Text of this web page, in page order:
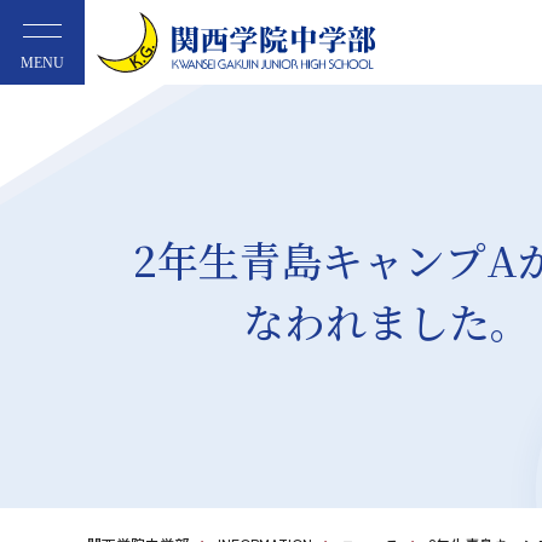
MENU
2年生青島キャンプA
なわれました。